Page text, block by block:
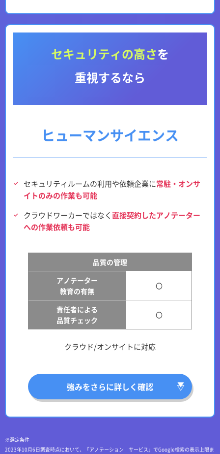
セキュリティの高さを
重視するなら
ヒューマンサイエンス
セキュリティルームの利用や依頼企業に常駐・オンサ
イトのみの作業も可能
クラウドワーカーではなく直接契約したアノテーター
への作業依頼も可能
品質の管理
アノテーター
教育の有無
〇
責任者による
品質チェック
〇
クラウド/オンサイトに対応
強みをさらに詳しく確認
※選定条件
2023年10月6日調査時点において、「アノテーション サービス」でGoogle検索の表示上限ま